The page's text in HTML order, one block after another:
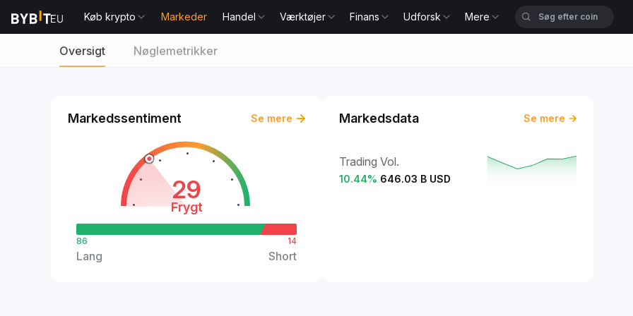
Køb krypto Markeder Handel Værktøjer Finans Udforsk Mere
Oversigt Nøglemetrikker
Markedssentiment Se mere
29
Frygt
86
Lang
14
Short
Markedsdata Se mere
Trading Vol.
10.44% 646.03 B USD